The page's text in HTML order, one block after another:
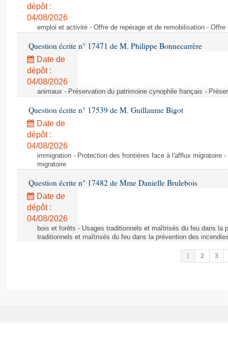
dépôt :
04/08/2026
emploi et activité - Offre de repérage et de remobilisation -
Question écrite n° 17471 de M. Philippe Bonnecarrère
Date de
dépôt :
04/08/2026
animaux - Préservation du patrimoine cynophile français -
Question écrite n° 17539 de M. Guillaume Bigot
Date de
dépôt :
04/08/2026
immigration - Protection des frontières face à l'afflux migratoire
migratoire
Question écrite n° 17482 de Mme Danielle Brulebois
Date de
dépôt :
04/08/2026
bois et forêts - Usages traditionnels et maîtrisés du feu dans la
traditionnels et maîtrisés du feu dans la prévention des
1 2 3